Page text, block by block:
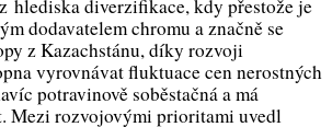
hlediska diverzifikace, kdy přestože je
dodavatelem chromu a značně se
z Kazachstánu, díky rozvoji
vyrovnávat fluktuace cen nerostných
potravinově soběstačná a má
Mezi rozvojovými prioritami uvedl